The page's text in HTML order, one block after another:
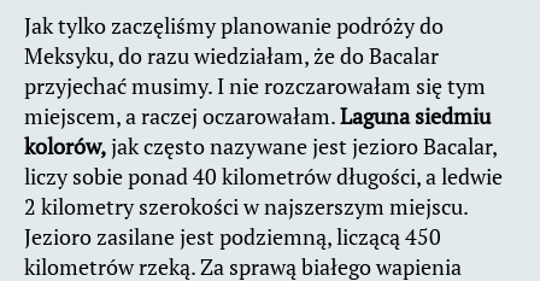
Jak tylko zaczęliśmy planowanie podróży do
Meksyku, do razu wiedziałam, że do Bacalar
przyjechać musimy. I nie rozczarowałam się tym
miejscem, a raczej oczarowałam.Laguna siedmiu
kolorów,jak często nazywane jest jezioro Bacalar,
liczy sobie ponad 40 kilometrów długości, a ledwie
2 kilometry szerokości w najszerszym miejscu.
Jezioro zasilane jest podziemną, liczącą 450
kilometrów rzeką. Za sprawą białego wapienia